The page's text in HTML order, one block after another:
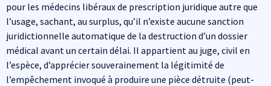
pour les médecins libéraux de prescription juridique autre que
l’usage, sachant, au surplus, qu’il n’existe aucune sanction
juridictionnelle automatique de la destruction d’un dossier
médical avant un certain délai. Il appartient au juge, civil en
l’espèce, d’apprécier souverainement la légitimité de
l’empêchement invoqué à produire une pièce détruite (peut-